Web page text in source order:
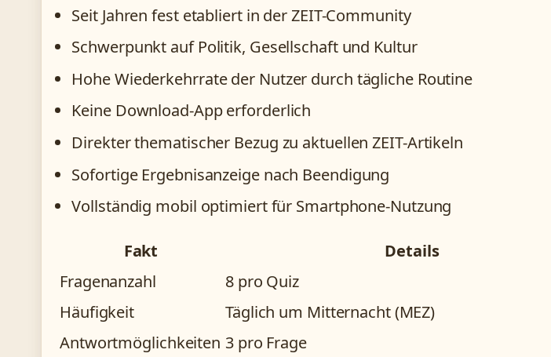
Seit Jahren fest etabliert in der ZEIT-Community
Schwerpunkt auf Politik, Gesellschaft und Kultur
Hohe Wiederkehrrate der Nutzer durch tägliche Routine
Keine Download-App erforderlich
Direkter thematischer Bezug zu aktuellen ZEIT-Artikeln
Sofortige Ergebnisanzeige nach Beendigung
Vollständig mobil optimiert für Smartphone-Nutzung
Fakt
Details
Fragenanzahl
8 pro Quiz
Häufigkeit
Täglich um Mitternacht (MEZ)
Antwortmöglichkeiten 3 pro Frage